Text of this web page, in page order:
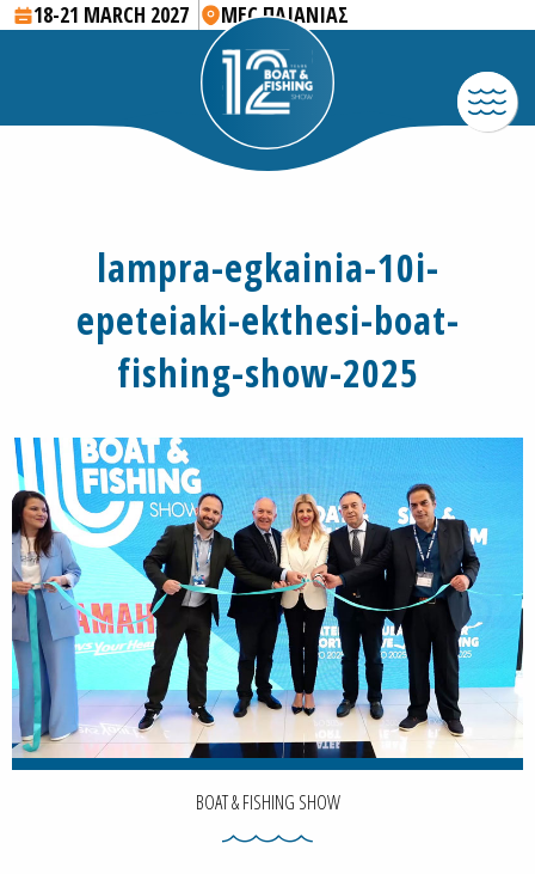
18-21 MARCH 2027 MEC ΠΑΙΑΝΙΑΣ
lampra-egkainia-10i-
epeteiaki-ekthesi-boat-
fishing-show-2025
BOAT & FISHING SHOW